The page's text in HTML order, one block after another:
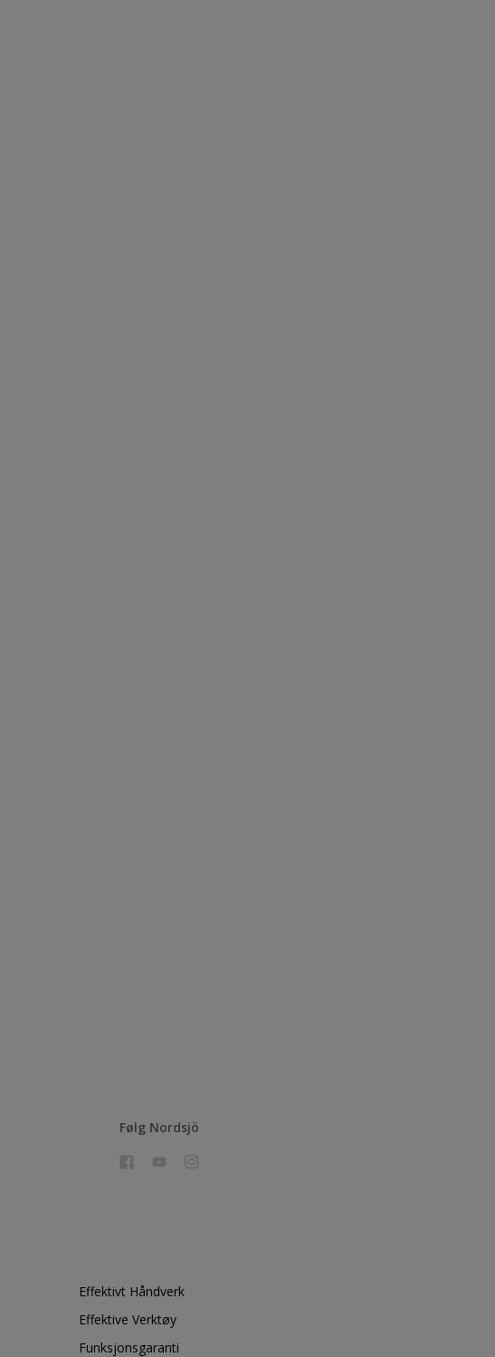
Følg Nordsjö
Effektivt Håndverk
Effektive Verktøy
Funksjonsgaranti